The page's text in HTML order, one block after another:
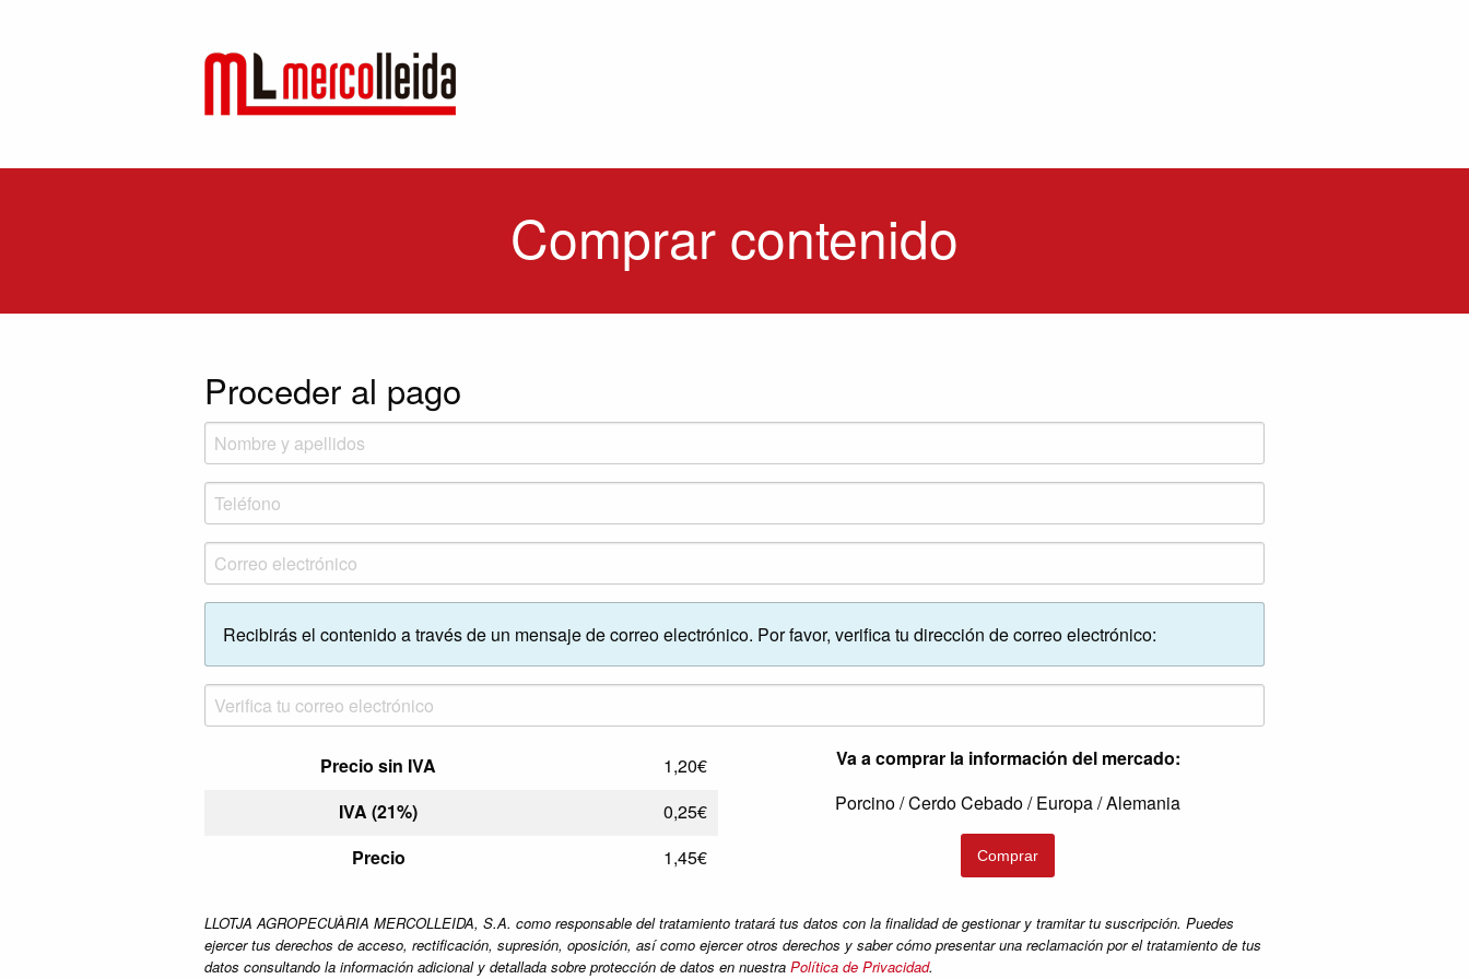
Comprar contenido
Proceder al pago
Recibirás el contenido a través de un mensaje de correo electrónico. Por favor, verifica tu dirección de correo electrónico:
Precio sin IVA
1,20€
IVA (21%)
0,25€
Precio
1,45€
Va a comprar la información del mercado:
Porcino / Cerdo Cebado / Europa / Alemania
LLOTJA AGROPECUÀRIA MERCOLLEIDA, S.A. como responsable del tratamiento tratará tus datos con la finalidad de gestionar y tramitar tu suscripción. Puedes
ejercer tus derechos de acceso, rectificación, supresión, oposición, así como ejercer otros derechos y saber cómo presentar una reclamación por el tratamiento de tus
datos consultando la información adicional y detallada sobre protección de datos en nuestra Política de Privacidad.